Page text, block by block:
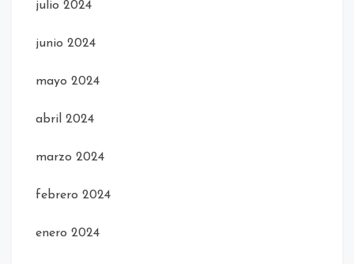
julio 2024
junio 2024
mayo 2024
abril 2024
marzo 2024
febrero 2024
enero 2024